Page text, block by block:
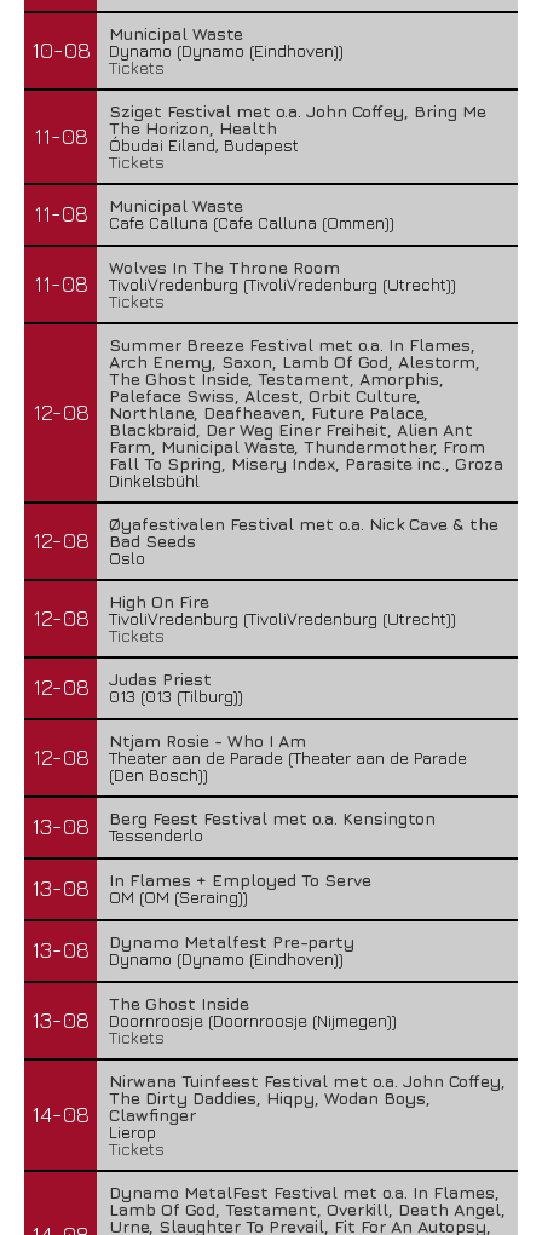
10-08
Municipal Waste
Dynamo (Dynamo (Eindhoven))
Tickets
11-08
Sziget Festival met o.a. John Coffey, Bring Me
The Horizon, Health
Óbudai Eiland, Budapest
Tickets
11-08
Municipal Waste
Cafe Calluna (Cafe Calluna (Ommen))
11-08
Wolves In The Throne Room
TivoliVredenburg (TivoliVredenburg (Utrecht))
Tickets
12-08
Summer Breeze Festival met o.a. In Flames,
Arch Enemy, Saxon, Lamb Of God, Alestorm,
The Ghost Inside, Testament, Amorphis,
Paleface Swiss, Alcest, Orbit Culture,
Northlane, Deafheaven, Future Palace,
Blackbraid, Der Weg Einer Freiheit, Alien Ant
Farm, Municipal Waste, Thundermother, From
Fall To Spring, Misery Index, Parasite inc., Groza
Dinkelsbühl
12-08
Øyafestivalen Festival met o.a. Nick Cave & the
Bad Seeds
Oslo
12-08
High On Fire
TivoliVredenburg (TivoliVredenburg (Utrecht))
Tickets
12-08
Judas Priest
013 (013 (Tilburg))
12-08
Ntjam Rosie - Who I Am
Theater aan de Parade (Theater aan de Parade
(Den Bosch))
13-08
Berg Feest Festival met o.a. Kensington
Tessenderlo
13-08
In Flames + Employed To Serve
OM (OM (Seraing))
13-08
Dynamo Metalfest Pre-party
Dynamo (Dynamo (Eindhoven))
13-08
The Ghost Inside
Doornroosje (Doornroosje (Nijmegen))
Tickets
14-08
Nirwana Tuinfeest Festival met o.a. John Coffey,
The Dirty Daddies, Hiqpy, Wodan Boys,
Clawfinger
Lierop
Tickets
Dynamo MetalFest Festival met o.a. In Flames,
Lamb Of God, Testament, Overkill, Death Angel,
Urne, Slaughter To Prevail, Fit For An Autopsy,